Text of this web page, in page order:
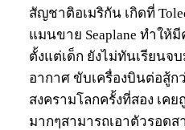
สัญชาติอเมริกัน เกิดที่
แมนขาย Seaplane ทำให้
ตั้งแต่เด็ก ยังไม่ทันเรียนจ
อากาศ ขับเครื่องบินต่อสู้ก
สงครามโลกครั้งที่สอง เค
มากๆสามารถเอาตัวรอดส